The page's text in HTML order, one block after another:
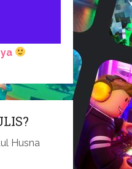
Husna